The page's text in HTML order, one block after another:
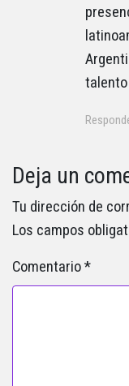
talento
Deja un
Tu dirección de
Los campos
Comentario*